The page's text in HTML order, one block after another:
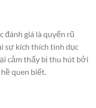
giá là quyến rũ
sự kích thích tình dục
cảm thấy bị thu hút bởi
quen biết.